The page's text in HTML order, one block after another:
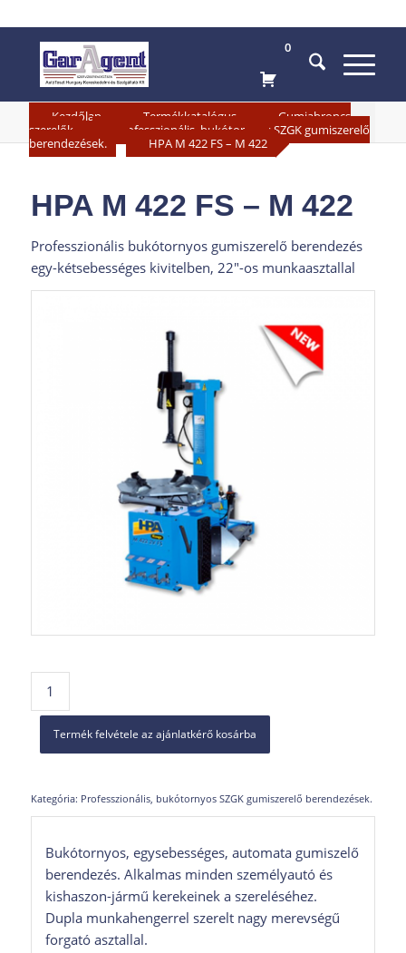
0
Kezdőlap Termékkatalógus
Gumiabroncs
szerelők
»
Professzionális, bukótornyos SZGK gumiszerelő
berendezések.
HPA M 422 FS – M 422
HPA M 422 FS – M 422
Professzionális bukótornyos gumiszerelő berendezés
egy-kétsebességes kivitelben, 22″-os munkaasztallal
Termék felvétele az ajánlatkérő kosárba
Kategória: Professzionális, bukótornyos SZGK gumiszerelő berendezések.
Bukótornyos, egysebességes, automata gumiszelő
berendezés. Alkalmas minden személyautó és
kishaszon-jármű kerekeinek a szereléséhez.
Dupla munkahengerrel szerelt nagy merevségű
forgató asztallal.